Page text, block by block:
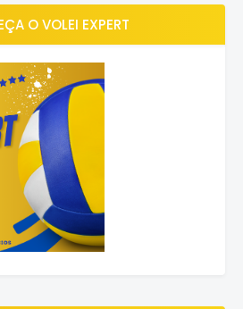
O VOLEI EXPERT